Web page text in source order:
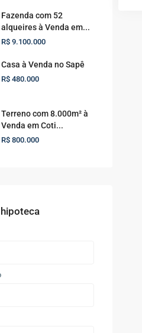
Fazenda com 52
alqueires à Venda em...
R$ 9.100.000
Casa à Venda no Sapê
R$ 480.000
Terreno com 8.000m² à
Venda em Coti...
R$ 800.000